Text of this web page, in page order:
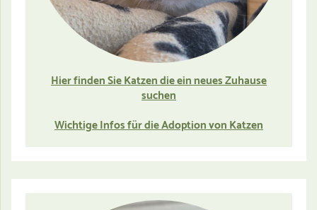
Hier finden Sie Katzen die ein neues Zuhause
suchen
Wichtige Infos für die Adoption von Katzen